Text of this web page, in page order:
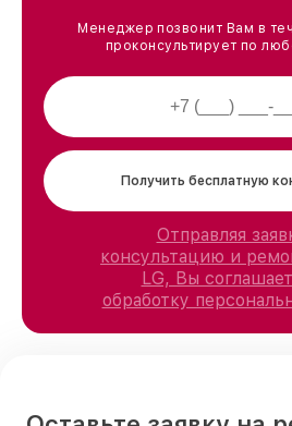
Менеджер позвонит Вам в
проконсультирует по
Получить бесплатную
Отправляя
консультацию и
LG, Вы
обработку